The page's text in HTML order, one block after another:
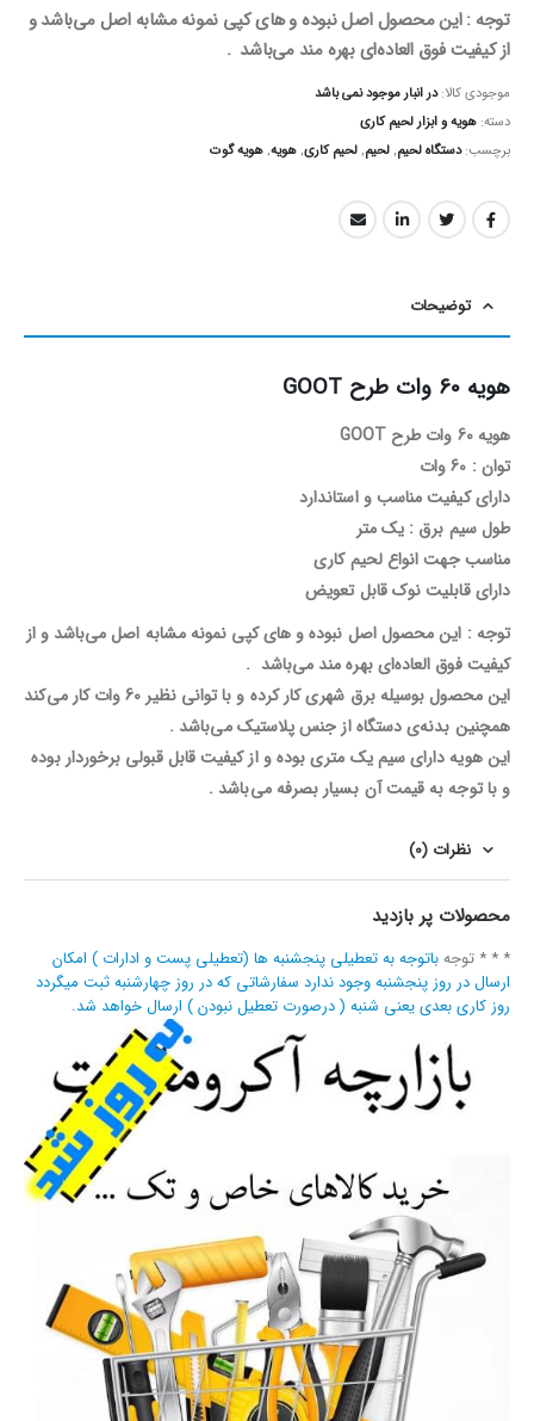
توجه : این محصول اصل نبوده و های کپی نمونه مشابه اصل می‌باشد و
از کیفیت فوق العاده‌ای بهره مند می‌باشد .
موجودی کالا:در انبار موجود نمی باشد
دسته: هویه و ابزار لحیم کاری
برچسب:دستگاه لحیم,لحیم,لحیم کاری,هویه,هویه گوت
توضیحات
هویه 60 وات طرح GOOT
هویه 60 وات طرح GOOT
توان : 60 وات
دارای کیفیت مناسب و استاندارد
طول سیم برق : یک متر
مناسب جهت انواع لحیم کاری
دارای قابلیت نوک قابل تعویض
توجه : این محصول اصل نبوده و های کپی نمونه مشابه اصل می‌باشد و از
کیفیت فوق العاده‌ای بهره مند می‌باشد .
این محصول بوسیله برق شهری کار کرده و با توانی نظیر 60 وات کار می‌کند
همچنین بدنه‌ی دستگاه از جنس پلاستیک می‌باشد .
این هویه‌ دارای سیم یک متری بوده و از کیفیت قابل قبولی برخوردار بوده
و با توجه به قیمت آن بسیار بصرفه می‌باشد .
نظرات (0)
محصولات پر بازدید
* * * توجهباتوجه به تعطیلی پنجشنبه ها (تعطیلی پست و ادارات ) امکان
ارسال در روز پنجشنبه وجود ندارد سفارشاتی که در روز چهارشنبه ثبت میگردد
روز کاری بعدی یعنی شنبه ( درصورت تعطیل نبودن ) ارسال خواهد شد.